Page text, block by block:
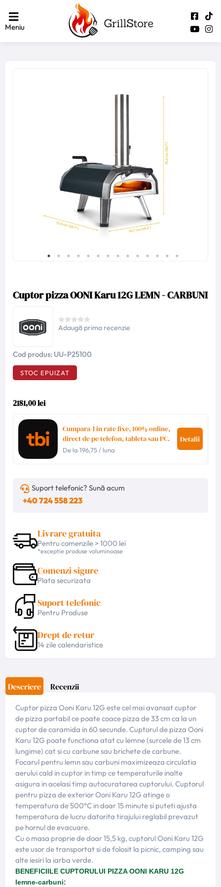
Meniu
Cuptor pizza OONI Karu 12G LEMN - CARBUNI
Adaugă prima recenzie
Cod produs: UU-P25100
STOC EPUIZAT
2181,00 lei
Cumpara-l in rate fixe, 100% online,
direct de pe telefon, tableta sau PC.
De la196,75 / luna
Detalii
Suport telefonic? Sună acum
+40 724 558 223
Livrare gratuita
Pentru comenzile > 1000 lei
*excepție produse voluminoase
Comenzi sigure
Plata securizata
Suport telefonic
Pentru Produse
Drept de retur
14 zile calendaristice
Descriere Recenzii
Cuptor pizza Ooni Karu 12G este cel mai avansat cuptor
de pizza portabil ce poate coace pizza de 33 cm ca la un
cuptor de caramida in 60 secunde. Cuptorul de pizza Ooni
Karu 12G poate functiona atat cu lemne (surcele de 13 cm
lungime) cat si cu carbune sau brichete de carbune.
Focarul pentru lemn sau carbuni maximizeaza circulatia
aerului cald in cuptor in timp ce temperaturile inalte
asigura in acelasi timp autocuratarea cuptorului. Cuptorul
pentru pizza de exterior Ooni Karu 12G atinge o
temperatura de 500°C in doar 15 minute si puteti ajusta
temperatura de lucru datorita tirajului reglabil prevazut
pe hornul de evacuare.
Cu o masa proprie de doar 15,5 kg, cuptorul Ooni Karu 12G
este usor de transportat si de folosit la picnic, camping sau
alte iesiri la iarba verde.
BENEFICIILE CUPTORULUI PIZZA OONI KARU 12G
lemne-carbuni: